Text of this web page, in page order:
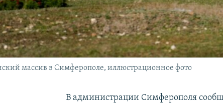
массив в Симферополе, иллюстрационное фото
В администрации Симферополя